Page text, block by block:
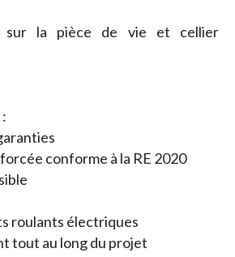
sur la pièce de vie et cellier
conforme à la RE 2020
roulants électriques
tout au long du projet